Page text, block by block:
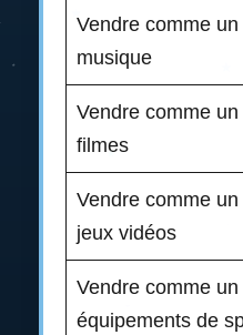
Vendre comme
musique
Vendre comme
filmes
Vendre comme
jeux vidéos
Vendre comme
équipements de